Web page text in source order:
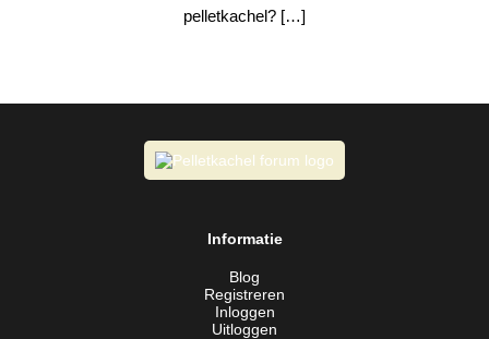
pelletkachel? […]
Informatie
Blog
Registreren
Inloggen
Uitloggen